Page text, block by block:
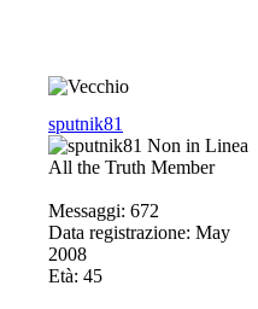
sputnik81
All the Truth Member
Messaggi: 672
Data registrazione: May
2008
Età: 45